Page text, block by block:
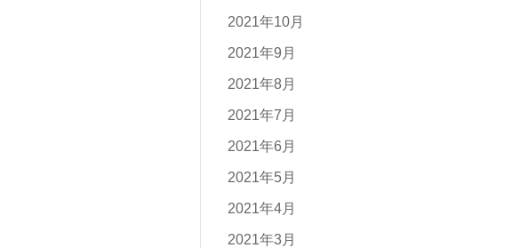
2021年10月
2021年9月
2021年8月
2021年7月
2021年6月
2021年5月
2021年4月
2021年3月